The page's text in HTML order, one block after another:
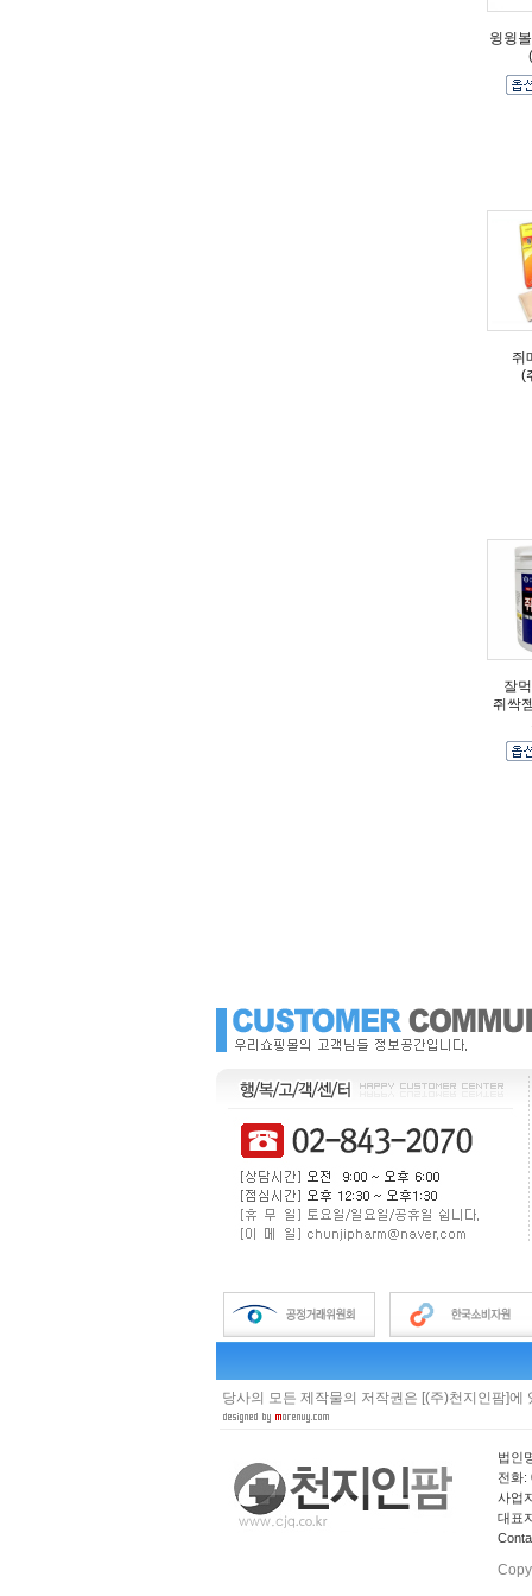
윙윙
쥐
(
잘
쥐싹
당사의 모든 제작물의 저작권은 [(주)천지인팜]
법인
전화:
사업
대표